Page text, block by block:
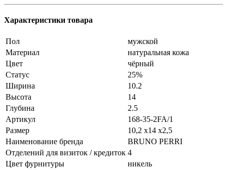
Характеристики товара
Пол
мужской
Материал
натуральная кожа
Цвет
чёрный
Статус
25%
Ширина
10.2
Высота
14
Глубина
2.5
Артикул
168-35-2FA/1
Размер
10,2 x14 x2,5
Наименование бренда
BRUNO PERRI
Отделений для визиток / кредиток 4
Цвет фурнитуры
никель